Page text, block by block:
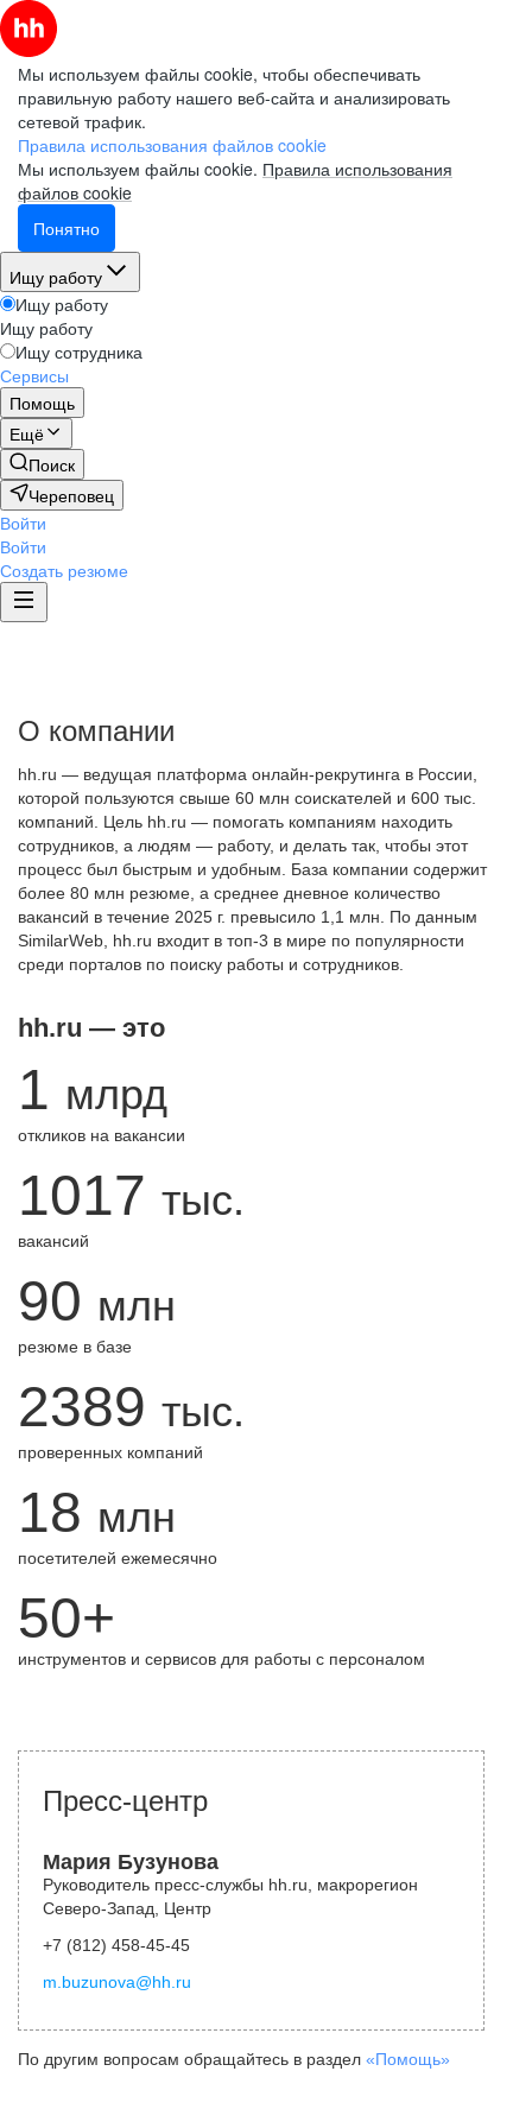
Мы используем файлы cookie, чтобы обеспечивать
правильную работу нашего веб-сайта и анализировать
сетевой трафик.
Правила использования файлов cookie
Мы используем файлы cookie. Правила использования
файлов cookie
Понятно
Ищу работу
Ищу работу
Ищу работу
Ищу сотрудника
Сервисы
Помощь
Ещё
Поиск
Череповец
Войти
Войти
Создать резюме
О компании
hh.ru — ведущая платформа онлайн-рекрутинга в России,
которой пользуются свыше 60 млн соискателей и 600 тыс.
компаний. Цель hh.ru — помогать компаниям находить
сотрудников, а людям — работу, и делать так, чтобы этот
процесс был быстрым и удобным. База компании содержит
более 80 млн резюме, а среднее дневное количество
вакансий в течение 2025 г. превысило 1,1 млн. По данным
SimilarWeb, hh.ru входит в топ-3 в мире по популярности
среди порталов по поиску работы и сотрудников.
hh.ru — это
1 млрд
откликов на вакансии
1017 тыс.
вакансий
90 млн
резюме в базе
2389 тыс.
проверенных компаний
18 млн
посетителей ежемесячно
50+
инструментов и сервисов для работы с персоналом
Пресс-центр
Мария Бузунова
Руководитель пресс-службы hh.ru, макрорегион
Северо-Запад, Центр
+7 (812) 458-45-45
m.buzunova@hh.ru
По другим вопросам обращайтесь в раздел «Помощь»